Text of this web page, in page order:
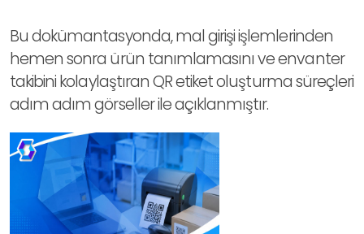
Bu dokümantasyonda, mal girişi işlemlerinden
hemen sonra ürün tanımlamasını ve envanter
takibini kolaylaştıran QR etiket oluşturma süreçleri
adım adım görseller ile açıklanmıştır.